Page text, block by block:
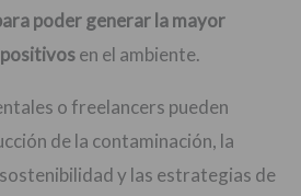
poder generar la mayor
en el ambiente.
o freelancers pueden
de la contaminación, la
y las estrategias de